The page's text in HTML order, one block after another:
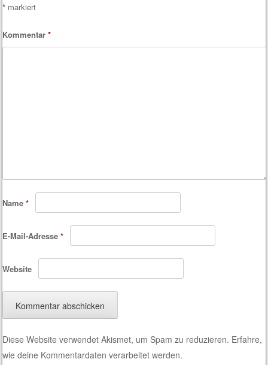
* markiert
Kommentar*
Name*
E-Mail-Adresse*
Website
Diese Website verwendet Akismet, um Spam zu reduzieren. Erfahre,
wie deine Kommentardaten verarbeitet werden.